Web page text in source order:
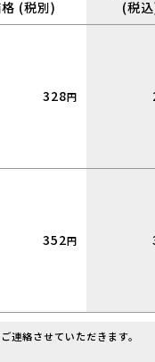
(税別)
(税
328円
352円
絡させていただきます。